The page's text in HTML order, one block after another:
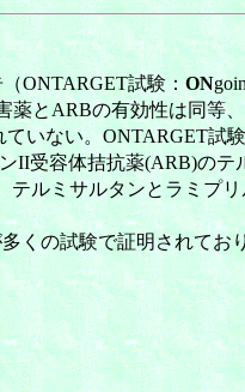
ONTARGET試験：ON
薬とARBの有効性は同等
ない。ONTARGET試
II受容体拮抗薬(ARB)の
ルミサルタンとラミプ
の試験で証明されて